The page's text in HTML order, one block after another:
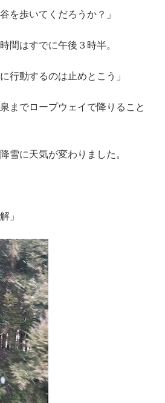
を歩いてくだろうか？」
間はすでに午後３時半。
行動するのは止めとこう」
までロープウェイで降りること
雪に天気が変わりました。
」